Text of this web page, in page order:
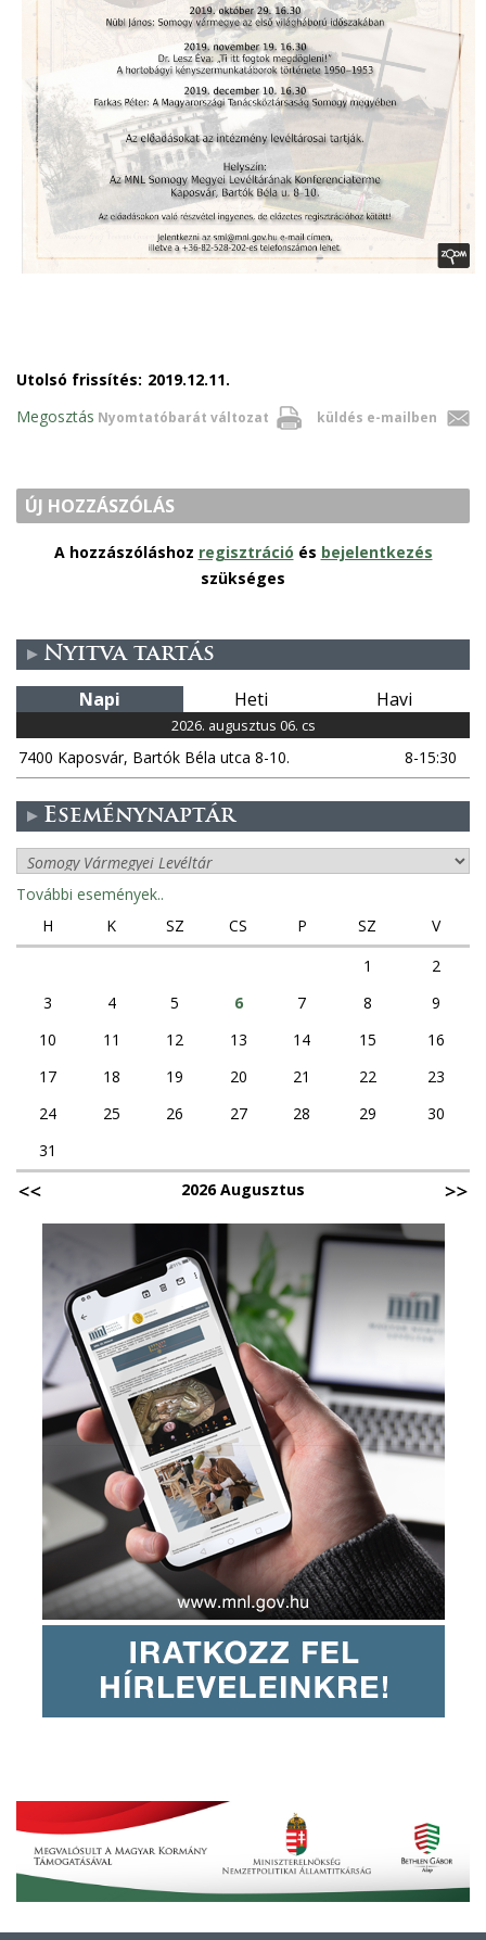
Utolsó frissítés: 2019.12.11.
Nyomtatóbarát változat küldés e-mailben
Megosztás
ÚJ HOZZÁSZÓLÁS
A hozzászóláshoz regisztráció és bejelentkezés
szükséges
Nyitva tartás
Napi Heti Havi
2026. augusztus 06. cs
7400 Kaposvár, Bartók Béla utca 8-10. 8-15:30
Eseménynaptár
További események..
H
K SZ CS P SZ
V
1
2
3
4 5 6 7 8
9
10
11 12 13 14 15
16
17
18 19 20 21 22
23
24
25 26 27 28 29
30
31
2026 Augusztus